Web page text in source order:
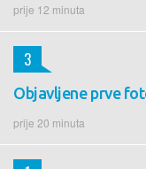
prije 12 minuta
Objavljene prve
prije 20 minuta
3